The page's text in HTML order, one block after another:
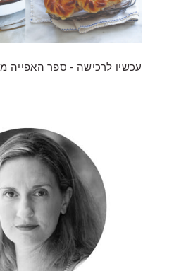
עכשיו לרכישה - ספר האפייה